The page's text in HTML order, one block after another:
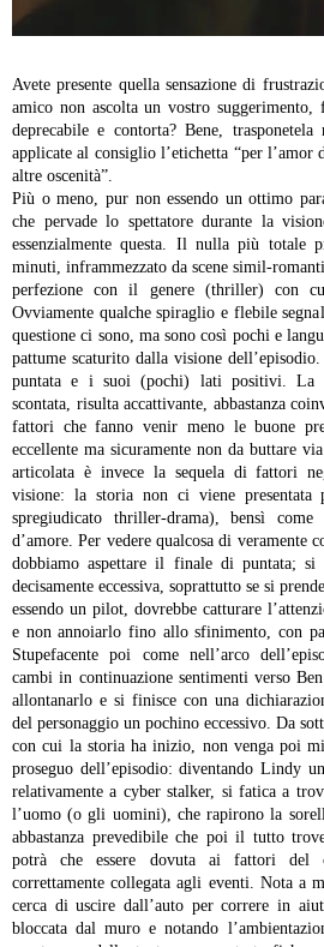
Avete presente quella sensazione di
amico non ascolta un vostro
deprecabile e contorta? Bene,
applicate al consiglio l’etichetta “per
altre oscenità”.
Più o meno, pur non essendo un ottimo
che pervade lo spettatore durante la
essenzialmente questa. Il nulla più totale
minuti, inframmezzato da scene simil-
perfezione con il genere (thriller) con
Ovviamente qualche spiraglio e flebile
questione ci sono, ma sono così pochi e
pattume scaturito dalla visione dell’episodio.
puntata e i suoi (pochi) lati positivi. La
scontata, risulta accattivante, abbastanza
fattori che fanno venir meno le buone
eccellente ma sicuramente non da buttare
articolata è invece la sequela di fattori
visione: la storia non ci viene presentata
spregiudicato thriller-drama), bensì
d’amore. Per vedere qualcosa di veramente
dobbiamo aspettare il finale di puntata; si
decisamente eccessiva, soprattutto se si
essendo un pilot, dovrebbe catturare
e non annoiarlo fino allo sfinimento, con
Stupefacente poi come nell’arco
cambi in continuazione sentimenti verso
allontanarlo e si finisce con una
del personaggio un pochino eccessivo. Da
con cui la storia ha inizio, non venga poi
proseguo dell’episodio: diventando Lindy
relativamente a cyber stalker, si fatica a
l’uomo (o gli uomini), che rapirono la
abbastanza prevedibile che poi il tutto
potrà che essere dovuta ai fattori del
correttamente collegata agli eventi. Nota a
cerca di uscire dall’auto per correre in
bloccata dal muro e notando